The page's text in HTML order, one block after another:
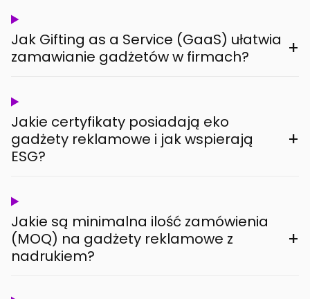
Jak Gifting as a Service (GaaS) ułatwia
zamawianie gadżetów w firmach?
+
Jakie certyfikaty posiadają eko
gadżety reklamowe i jak wspierają
ESG?
+
Jakie są minimalna ilość zamówienia
(MOQ) na gadżety reklamowe z
nadrukiem?
+